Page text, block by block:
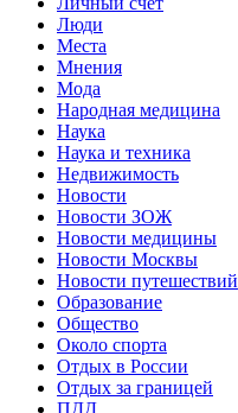
Люди
Места
Мнения
Мода
Народная медицина
Наука
Наука и техника
Недвижимость
Новости
Новости ЗОЖ
Новости медицины
Новости Москвы
Новости путешествий
Образование
Общество
Около спорта
Отдых в России
Отдых за границей
ПДД